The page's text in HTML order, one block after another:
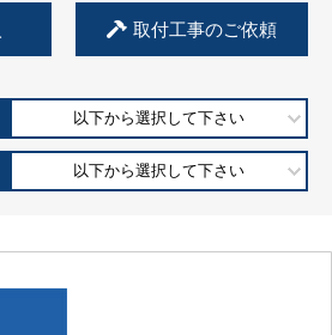
取付工事のご依頼
以下から選択して下さい
以下から選択して下さい